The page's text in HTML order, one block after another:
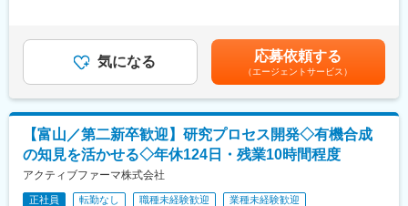
事業を主とし、他にも輸液透析医薬品事業、健康食品事業、バイ
オシミラーの開発事
業を手掛ける医薬品メーカーです。幅広く事業展開を行っており
ます。
※本求人は人事交流のため陽進堂ホールディングス株式会社にて採
用し、株式会社陽進堂に在籍出向となります。
＃製剤開発 ＃製剤設計 ＃処方設計 ＃プロセス開発 ＃工業
（社内アンケートや社内研修企画等）、社内規程等の作成・更新
◎広報・その他
社外向け広報対応（新聞社等への対応やプレスリリ
躍を期待しています。また、詳細な業務知識は、職務を通じて習
得していただきます。
■組織構成
3名（30代1名、20代2名）＋マネージャーで構成されています。
実績）賃金はあくまでも目安の金額であり、選考を通じて上下す
る可能性があります。月給(月額)は固定手当を含めた表記です。
気になる 応募依頼する
（エージェントサービス）
【富山／第二新卒歓迎】研究プロセス開発◇有機合成
の知見を活かせる◇年休124日・残業10時間程度
アクティブファーマ株式会社
正社員 転勤なし 職種未経験歓迎 業種未経験歓迎